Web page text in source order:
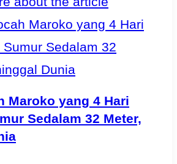
Maroko yang 4 Hari
Sedalam 32 Meter,